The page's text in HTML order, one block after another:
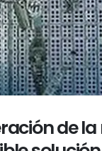
de